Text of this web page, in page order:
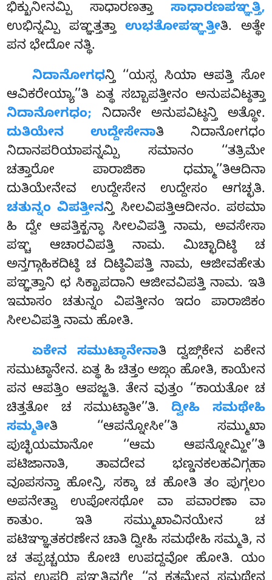
ಭಿಕ್ಖುನೀನಮ್ಪಿ ಸಾಧಾರಣತ್ತಾ ಸಾಧಾರಣಪಞ್ಞತ್ತಿ,
ಉಭಿನ್ನಮ್ಪಿ ಪಞ್ಞತ್ತತ್ತಾ ಉಭತೋಪಞ್ಞತ್ತೀತಿ. ಅತ್ಥೇ
ಪನ ಭೇದೋ ನತ್ಥಿ.
ನಿದಾನೋಗಧನ್ತಿ ‘‘ಯಸ್ಸ ಸಿಯಾ ಆಪತ್ತಿ ಸೋ
ಆವಿಕರೇಯ್ಯಾ’’ತಿ ಏತ್ಥ ಸಬ್ಬಾಪತ್ತೀನಂ ಅನುಪವಿಟ್ಠತ್ತಾ
ನಿದಾನೋಗಧಂ; ನಿದಾನೇ ಅನುಪವಿಟ್ಠನ್ತಿ ಅತ್ಥೋ.
ದುತಿಯೇನ ಉದ್ದೇಸೇನಾತಿ ನಿದಾನೋಗಧಂ
ನಿದಾನಪರಿಯಾಪನ್ನಮ್ಪಿ ಸಮಾನಂ ‘‘ತತ್ರಿಮೇ
ಚತ್ತಾರೋ ಪಾರಾಜಿಕಾ ಧಮ್ಮಾ’’ತಿಆದಿನಾ
ದುತಿಯೇನೇವ ಉದ್ದೇಸೇನ ಉದ್ದೇಸಂ ಆಗಚ್ಛತಿ.
ಚತುನ್ನಂ ವಿಪತ್ತೀನನ್ತಿ ಸೀಲವಿಪತ್ತಿಆದೀನಂ. ಪಠಮಾ
ಹಿ ದ್ವೇ ಆಪತ್ತಿಕ್ಖನ್ಧಾ ಸೀಲವಿಪತ್ತಿ ನಾಮ, ಅವಸೇಸಾ
ಪಞ್ಚ ಆಚಾರವಿಪತ್ತಿ ನಾಮ. ಮಿಚ್ಛಾದಿಟ್ಠಿ ಚ
ಅನ್ತಗ್ಗಾಹಿಕದಿಟ್ಠಿ ಚ ದಿಟ್ಠಿವಿಪತ್ತಿ ನಾಮ, ಆಜೀವಹೇತು
ಪಞ್ಞತ್ತಾನಿ ಛ ಸಿಕ್ಖಾಪದಾನಿ ಆಜೀವವಿಪತ್ತಿ ನಾಮ. ಇತಿ
ಇಮಾಸಂ ಚತುನ್ನಂ ವಿಪತ್ತೀನಂ ಇದಂ ಪಾರಾಜಿಕಂ
ಸೀಲವಿಪತ್ತಿ ನಾಮ ಹೋತಿ.
ಏಕೇನ ಸಮುಟ್ಠಾನೇನಾತಿ ದ್ವಙ್ಗಿಕೇನ ಏಕೇನ
ಸಮುಟ್ಠಾನೇನ. ಏತ್ಥ ಹಿ ಚಿತ್ತಂ ಅಙ್ಗಂ ಹೋತಿ, ಕಾಯೇನ
ಪನ ಆಪತ್ತಿಂ ಆಪಜ್ಜತಿ. ತೇನ ವುತ್ತಂ ‘‘ಕಾಯತೋ ಚ
ಚಿತ್ತತೋ ಚ ಸಮುಟ್ಠಾತೀ’’ತಿ.ದ್ವೀಹಿ ಸಮಥೇಹಿ
ಸಮ್ಮತೀತಿ ‘‘ಆಪನ್ನೋಸೀ’’ತಿ ಸಮ್ಮುಖಾ
ಪುಚ್ಛಿಯಮಾನೋ ‘‘ಆಮ ಆಪನ್ನೋಮ್ಹೀ’’ತಿ
ಪಟಿಜಾನಾತಿ, ತಾವದೇವ ಭಣ್ಡನಕಲಹವಿಗ್ಗಹಾ
ವೂಪಸನ್ತಾ ಹೋನ್ತಿ, ಸಕ್ಕಾ ಚ ಹೋತಿ ತಂ ಪುಗ್ಗಲಂ
ಅಪನೇತ್ವಾ ಉಪೋಸಥೋ ವಾ ಪವಾರಣಾ ವಾ
ಕಾತುಂ. ಇತಿ ಸಮ್ಮುಖಾವಿನಯೇನ ಚ
ಪಟಿಞ್ಞಾತಕರಣೇನ ಚಾತಿ ದ್ವೀಹಿ ಸಮಥೇಹಿ ಸಮ್ಮತಿ, ನ
ಚ ತಪ್ಪಚ್ಚಯಾ ಕೋಚಿ ಉಪದ್ದವೋ ಹೋತಿ. ಯಂ